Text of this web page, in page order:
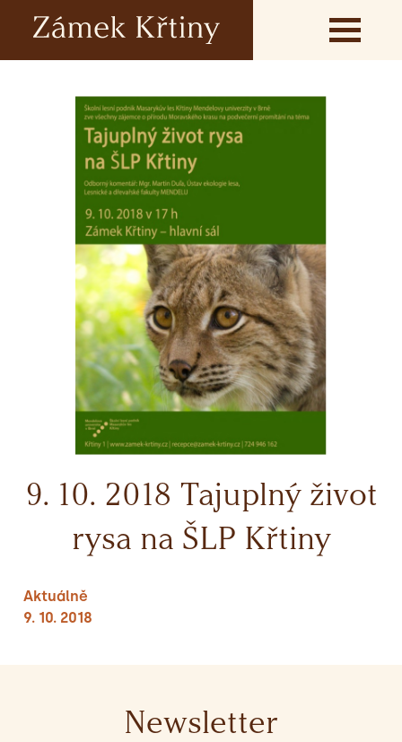
9. 10. 2018 Tajuplný život
rysa na ŠLP Křtiny
Aktuálně
9. 10. 2018
Newsletter